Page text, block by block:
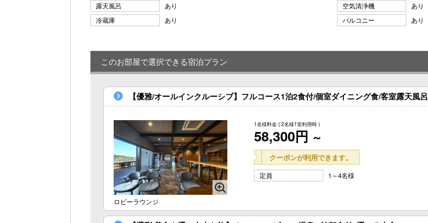
露天風呂
あり 空気清浄機
あり
冷蔵庫
あり バルコニー あり
このお部屋で選択できる宿泊プラン
【優雅/オールインクルーシブ】フルコース1泊2食付/個室ダイニング食/客室露天風呂
ロビーラウンジ
1名様料金 ( 2名様1室利用時 )
58,300円 ～
クーポンが利用できます。
定員 1～4名様